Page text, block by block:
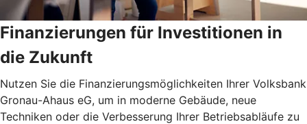
Finanzierungen für Investitionen in
die Zukunft
Nutzen Sie die Finanzierungsmöglichkeiten Ihrer Volksbank
Gronau-Ahaus eG, um in moderne Gebäude, neue
Techniken oder die Verbesserung Ihrer Betriebsabläufe zu